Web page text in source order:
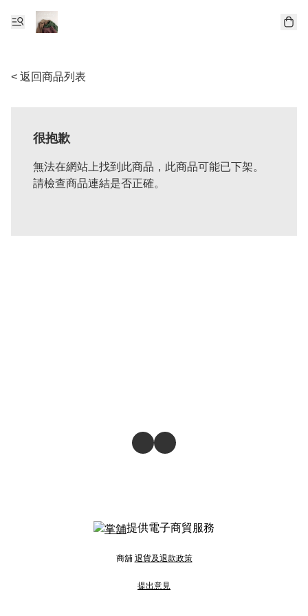
< 返回商品列表
很抱歉
無法在網站上找到此商品，此商品可能已下架。
請檢查商品連結是否正確。
提供電子商貿服務
商舖 退貨及退款政策
提出意見